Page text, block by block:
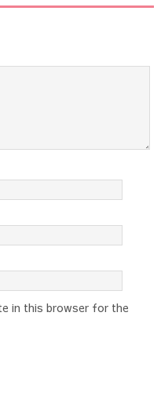
in this browser for the